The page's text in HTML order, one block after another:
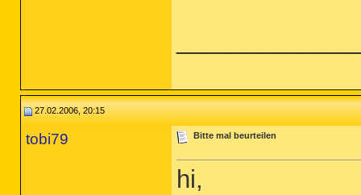
27.02.2006, 20:15
tobi79 Bitte mal beurteilen
hi,